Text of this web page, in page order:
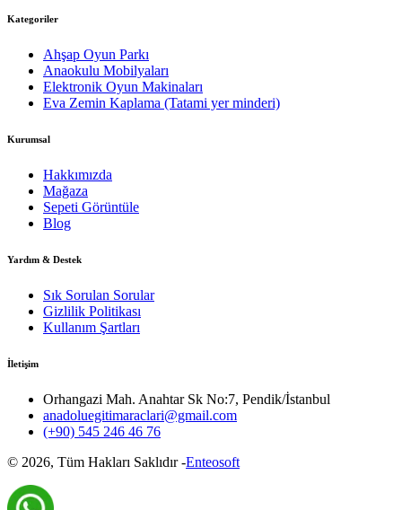
Kategoriler
Ahşap Oyun Parkı
Anaokulu Mobilyaları
Elektronik Oyun Makinaları
Eva Zemin Kaplama (Tatami yer minderi)
Kurumsal
Hakkımızda
Mağaza
Sepeti Görüntüle
Blog
Yardım & Destek
Sık Sorulan Sorular
Gizlilik Politikası
Kullanım Şartları
İletişim
Orhangazi Mah. Anahtar Sk No:7, Pendik/İstanbul
anadoluegitimaraclari@gmail.com
(+90) 545 246 46 76
© 2026, Tüm Hakları Saklıdır -Enteosoft